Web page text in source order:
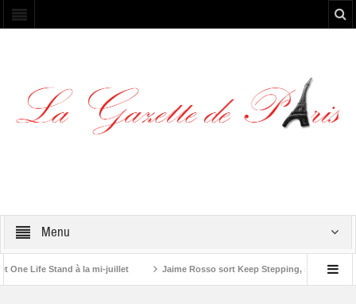
Menu
Life Stand à la mi-juillet Jaime Rosso sort Keep Stepping, son nouvel EP